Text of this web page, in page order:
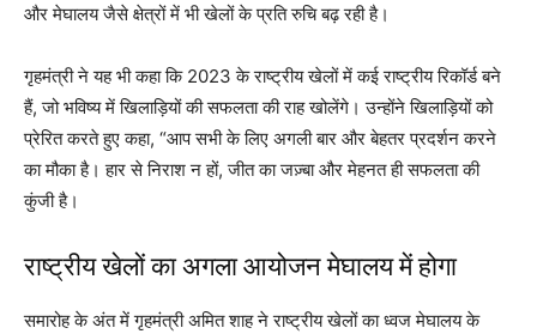
और मेघालय जैसे क्षेत्रों में भी खेलों के प्रति रुचि बढ़ रही है।
गृहमंत्री ने यह भी कहा कि 2023 के राष्ट्रीय खेलों में कई राष्ट्रीय रिकॉर्ड बने
हैं, जो भविष्य में खिलाड़ियों की सफलता की राह खोलेंगे। उन्होंने खिलाड़ियों को
प्रेरित करते हुए कहा, “आप सभी के लिए अगली बार और बेहतर प्रदर्शन करने
का मौका है। हार से निराश न हों, जीत का जज़्बा और मेहनत ही सफलता की
कुंजी है।
राष्ट्रीय खेलों का अगला आयोजन मेघालय में होगा
समारोह के अंत में गृहमंत्री अमित शाह ने राष्ट्रीय खेलों का ध्वज मेघालय के